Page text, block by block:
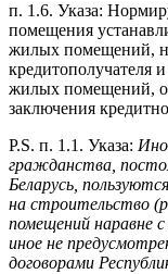
п. 1.6. Указа:
помещения
жилых помещений,
кредитополучателя
жилых помещений,
заключения
P.S. п. 1.1. Указа:
гражданства,
Беларусь,
на строительство
помещений наравне
иное не
договорами